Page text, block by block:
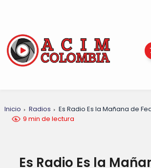
Inicio Radios
Es Radio Es la Mañana de
9 min de lectura
Es Radio Es la